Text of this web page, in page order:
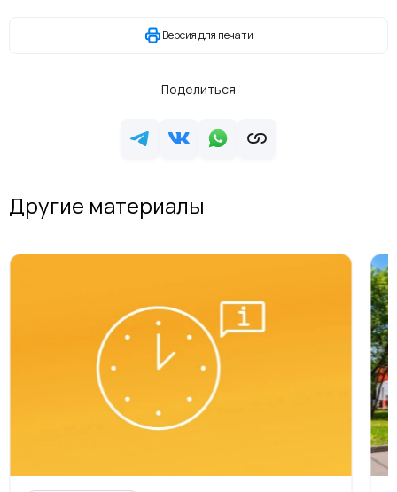
Версия для печати
Поделиться
Другие материалы